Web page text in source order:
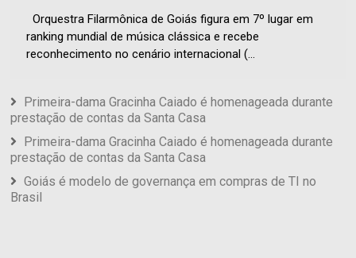
Orquestra Filarmônica de Goiás figura em 7º lugar em
ranking mundial de música clássica e recebe
reconhecimento no cenário internacional (...
Primeira-dama Gracinha Caiado é homenageada durante
prestação de contas da Santa Casa
Primeira-dama Gracinha Caiado é homenageada durante
prestação de contas da Santa Casa
Goiás é modelo de governança em compras de TI no
Brasil